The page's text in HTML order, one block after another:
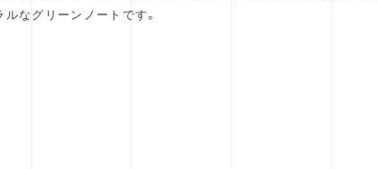
ルなグリーンノートです。